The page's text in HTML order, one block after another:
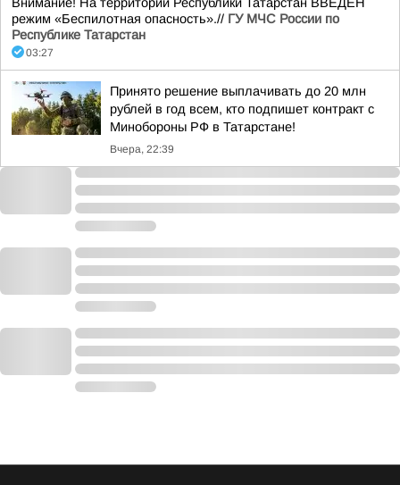
режим «Беспилотная опасность».// ГУ МЧС России по
Республике Татарстан
03:27
Принято решение выплачивать до 20 млн
рублей в год всем, кто подпишет контракт с
Минобороны РФ в Татарстане!
Вчера, 22:39